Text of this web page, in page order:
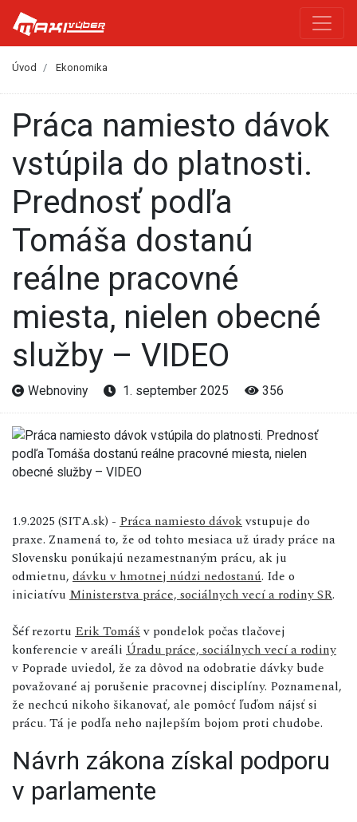
Úvod Ekonomika
Práca namiesto dávok
vstúpila do platnosti.
Prednosť podľa
Tomáša dostanú
reálne pracovné
miesta, nielen obecné
služby – VIDEO
Webnoviny 1. september 2025 356
1.9.2025 (SITA.sk) - Práca namiesto dávokvstupuje do
praxe. Znamená to, že od tohto mesiaca už úrady práce na
Slovensku ponúkajú nezamestnaným prácu, ak ju
odmietnu, dávku v hmotnej núdzi nedostanú. Ide o
iniciatívu Ministerstva práce, sociálnych vecí a rodiny SR.
Šéf rezortu Erik Tomášv pondelok počas tlačovej
konferencie v areáli Úradu práce, sociálnych vecí a rodiny
v Poprade uviedol, že za dôvod na odobratie dávky bude
považované aj porušenie pracovnej disciplíny. Poznamenal,
že nechcú nikoho šikanovať, ale pomôcť ľuďom nájsť si
prácu. Tá je podľa neho najlepším bojom proti chudobe.
Návrh zákona získal podporu
v parlamente